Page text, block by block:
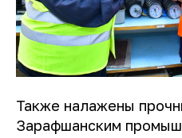
Также налажены
Зарафшанским